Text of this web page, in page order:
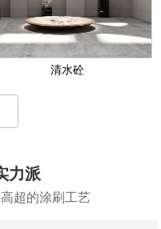
清水砼
力派
超的涂刷工艺